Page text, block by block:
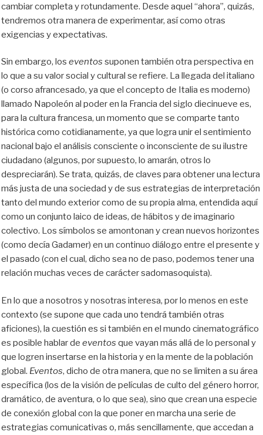
cambiar completa y rotundamente. Desde aquel “ahora”, quizás,
tendremos otra manera de experimentar, así como otras
exigencias y expectativas.
Sin embargo, los eventos suponen también otra perspectiva en
lo que a su valor social y cultural se refiere. La llegada del italiano
(o corso afrancesado, ya que el concepto de Italia es moderno)
llamado Napoleón al poder en la Francia del siglo diecinueve es,
para la cultura francesa, un momento que se comparte tanto
histórica como cotidianamente, ya que logra unir el sentimiento
nacional bajo el análisis consciente o inconsciente de su ilustre
ciudadano (algunos, por supuesto, lo amarán, otros lo
despreciarán). Se trata, quizás, de claves para obtener una lectura
más justa de una sociedad y de sus estrategias de interpretación
tanto del mundo exterior como de su propia alma, entendida aquí
como un conjunto laico de ideas, de hábitos y de imaginario
colectivo. Los símbolos se amontonan y crean nuevos horizontes
(como decía Gadamer) en un continuo diálogo entre el presente y
el pasado (con el cual, dicho sea no de paso, podemos tener una
relación muchas veces de carácter sadomasoquista).
En lo que a nosotros y nosotras interesa, por lo menos en este
contexto (se supone que cada uno tendrá también otras
aficiones), la cuestión es si también en el mundo cinematográfico
es posible hablar de eventos que vayan más allá de lo personal y
que logren insertarse en la historia y en la mente de la población
global. Eventos, dicho de otra manera, que no se limiten a su área
específica (los de la visión de películas de culto del género horror,
dramático, de aventura, o lo que sea), sino que crean una especie
de conexión global con la que poner en marcha una serie de
estrategias comunicativas o, más sencillamente, que accedan a